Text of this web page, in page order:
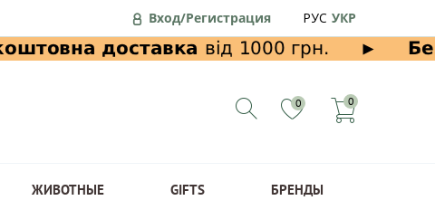
Вход/Регистрация РУС УКР
0 0
ЖИВОТНЫЕ GIFTS БРЕНДЫ